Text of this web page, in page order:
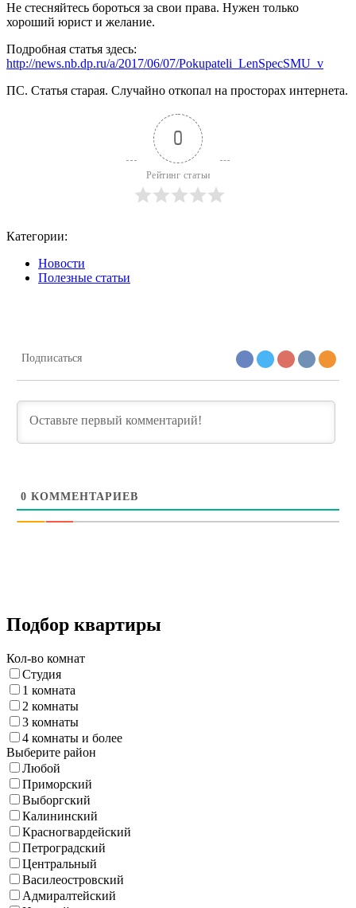
Не стесняйтесь бороться за свои права. Нужен только
хороший юрист и желание.
Подробная статья здесь:
http://news.nb.dp.ru/a/2017/06/07/Pokupateli_LenSpecSMU_v
ПС. Статья старая. Случайно откопал на просторах интернета.
0
Рейтинг статьи
Категории:
Новости
Полезные статьи
Подписаться
0 КОММЕНТАРИЕВ
Подбор квартиры
Кол-во комнат
Студия
1 комната
2 комнаты
3 комнаты
4 комнаты и более
Выберите район
Любой
Приморский
Выборгский
Калининский
Красногвардейский
Петроградский
Центральный
Василеостровский
Адмиралтейский